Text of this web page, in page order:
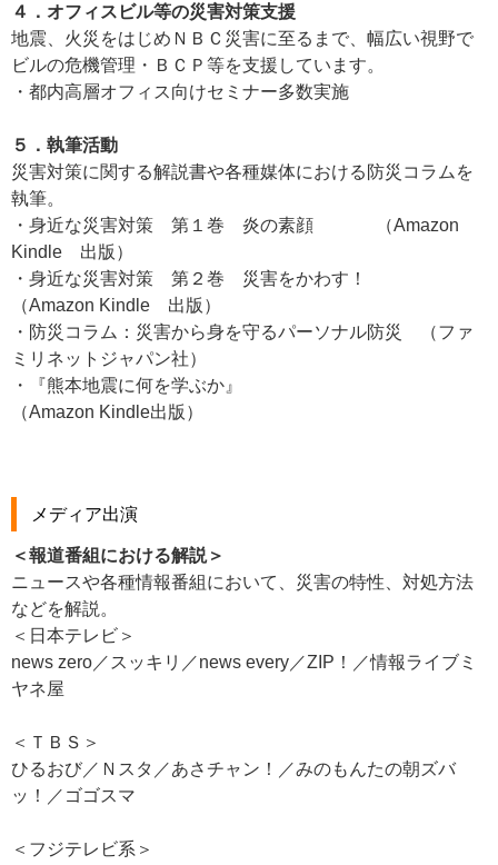
４．オフィスビル等の災害対策支援
地震、火災をはじめＮＢＣ災害に至るまで、幅広い視野で
ビルの危機管理・ＢＣＰ等を支援しています。
・都内高層オフィス向けセミナー多数実施
５．執筆活動
災害対策に関する解説書や各種媒体における防災コラムを
執筆。
・身近な災害対策 第１巻 炎の素顔 （Amazon
Kindle 出版）
・身近な災害対策 第２巻 災害をかわす！
（Amazon Kindle 出版）
・防災コラム：災害から身を守るパーソナル防災 （ファ
ミリネットジャパン社）
・『熊本地震に何を学ぶか』
（Amazon Kindle出版）
メディア出演
＜報道番組における解説＞
ニュースや各種情報番組において、災害の特性、対処方法
などを解説。
＜日本テレビ＞
news zero／スッキリ／news every／ZIP！／情報ライブミ
ヤネ屋
＜ＴＢＳ＞
ひるおび／Ｎスタ／あさチャン！／みのもんたの朝ズバ
ッ！／ゴゴスマ
＜フジテレビ系＞